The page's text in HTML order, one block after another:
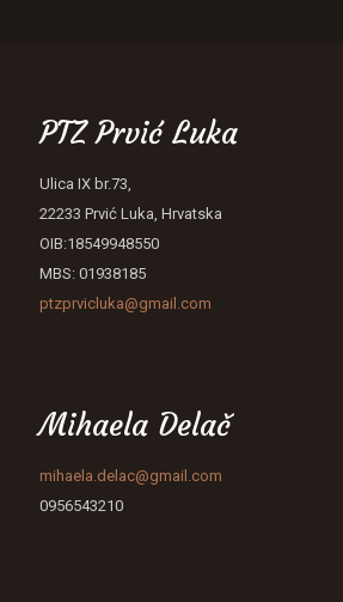
PTZ Prvić Luka
Ulica IX br.73,
22233 Prvić Luka, Hrvatska
OIB:18549948550
MBS: 01938185
ptzprvicluka@gmail.com
Mihaela Delač
mihaela.delac@gmail.com
0956543210